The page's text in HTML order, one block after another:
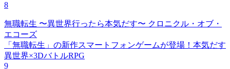
8
無職転生 〜異世界行ったら本気だす〜 クロニクル・オブ・
エコーズ
「無職転生」の新作スマートフォンゲームが登場！本気だす
異世界×3DバトルRPG
9